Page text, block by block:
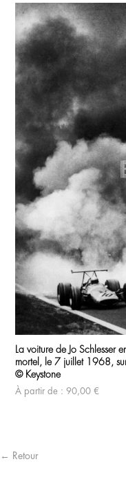
Produits
a
plusieurs
variations.
Les
options
la
page
La voiture de Jo Schlesser
mortel, le 7 juillet 1968, sur
© Keystone
À partir de :90,00€
← Retour